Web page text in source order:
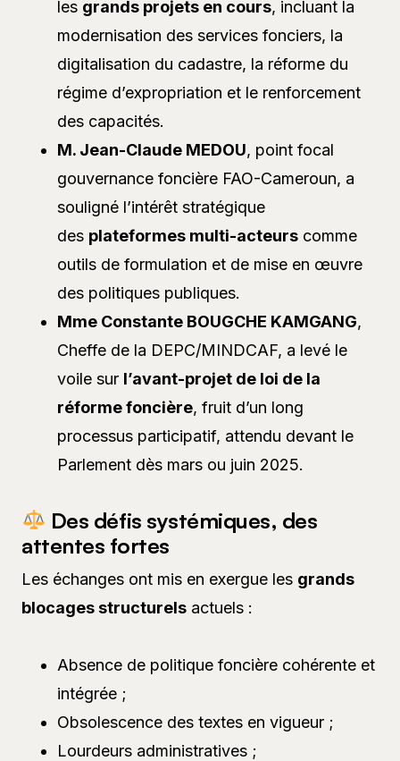
les grands projets en cours, incluant la
modernisation des services fonciers, la
digitalisation du cadastre, la réforme du
régime d’expropriation et le renforcement
des capacités.
M. Jean-Claude MEDOU, point focal
gouvernance foncière FAO-Cameroun, a
souligné l’intérêt stratégique
des plateformes multi-acteurs comme
outils de formulation et de mise en œuvre
des politiques publiques.
Mme Constante BOUGCHE KAMGANG,
Cheffe de la DEPC/MINDCAF, a levé le
voile sur l’avant-projet de loi de la
réforme foncière, fruit d’un long
processus participatif, attendu devant le
Parlement dès mars ou juin 2025.
Des défis systémiques, des
attentes fortes
Les échanges ont mis en exergue les grands
blocages structurels actuels :
Absence de politique foncière cohérente et
intégrée ;
Obsolescence des textes en vigueur ;
Lourdeurs administratives ;